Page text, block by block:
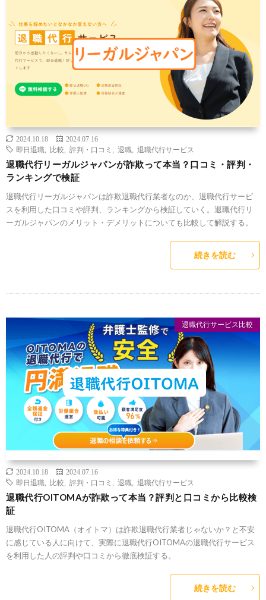
2024.10.18
2024.07.16
即日退職
比較 評判・口コミ 退職 退職代行サービス
退職代行リーガルジャパンが詐欺って本当？口コミ・評判・
ランキングで検証
退職代行リーガルジャパンは詐欺退職代行業者なのか、退職代行サービ
スを利用した口コミや評判、ランキングから検証していく。退職代行リ
ーガルジャパンのメリット・デメリットについても比較して解説する。
続きを読む
退職代行サービス比較
2024.10.18
2024.07.16
即日退職
比較 評判・口コミ 退職 退職代行サービス
退職代行OITOMAが詐欺って本当？評判と口コミから比較検
証
退職代行OITOMA（オイトマ）は詐欺退職代行業者じゃないか？と不安
に感じている人に向けて、実際に退職代行OITOMAの退職代行サービス
を利用した人の評判や口コミから徹底検証する。
続きを読む